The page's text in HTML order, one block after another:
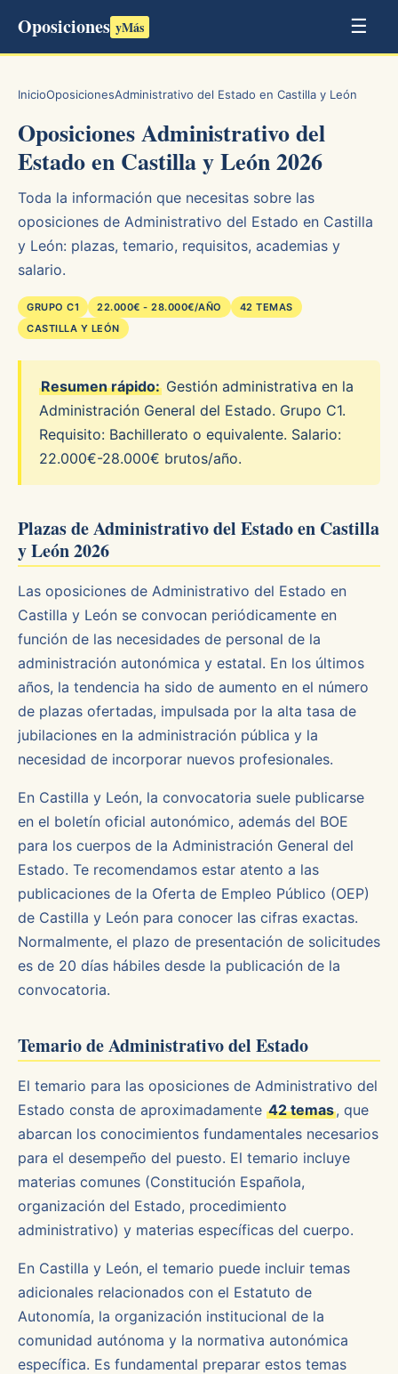
Oposiciones yMás ☰
InicioOposicionesAdministrativo del Estado en Castilla y León
Oposiciones Administrativo del
Estado en Castilla y León 2026
Toda la información que necesitas sobre las
oposiciones de Administrativo del Estado en Castilla
y León: plazas, temario, requisitos, academias y
salario.
GRUPO C1 22.000€ - 28.000€/AÑO
42 TEMAS
CASTILLA Y LEÓN
Resumen rápido: Gestión administrativa en la
Administración General del Estado. Grupo C1.
Requisito: Bachillerato o equivalente. Salario:
22.000€-28.000€ brutos/año.
Plazas de Administrativo del Estado en Castilla
y León 2026
Las oposiciones de Administrativo del Estado en
Castilla y León se convocan periódicamente en
función de las necesidades de personal de la
administración autonómica y estatal. En los últimos
años, la tendencia ha sido de aumento en el número
de plazas ofertadas, impulsada por la alta tasa de
jubilaciones en la administración pública y la
necesidad de incorporar nuevos profesionales.
En Castilla y León, la convocatoria suele publicarse
en el boletín oficial autonómico, además del BOE
para los cuerpos de la Administración General del
Estado. Te recomendamos estar atento a las
publicaciones de la Oferta de Empleo Público (OEP)
de Castilla y León para conocer las cifras exactas.
Normalmente, el plazo de presentación de solicitudes
es de 20 días hábiles desde la publicación de la
convocatoria.
Temario de Administrativo del Estado
El temario para las oposiciones de Administrativo del
Estado consta de aproximadamente 42 temas, que
abarcan los conocimientos fundamentales necesarios
para el desempeño del puesto. El temario incluye
materias comunes (Constitución Española,
organización del Estado, procedimiento
administrativo) y materias específicas del cuerpo.
En Castilla y León, el temario puede incluir temas
adicionales relacionados con el Estatuto de
Autonomía, la organización institucional de la
comunidad autónoma y la normativa autonómica
específica. Es fundamental preparar estos temas